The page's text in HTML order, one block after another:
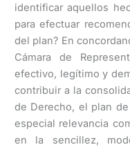
identificar aquellos
para efectuar
del plan? En
Cámara de
efectivo, legítimo y
contribuir a la
de Derecho, el plan
especial relevancia
en la sencillez,